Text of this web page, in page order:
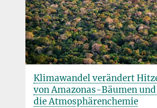
Klimawandel verändert
von Amazonas-Bäumen
die Atmosphärenchemie